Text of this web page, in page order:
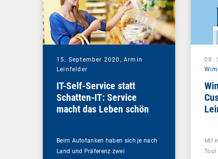
15. September 2020, Armin
Leinfelder
IT-Self-Service statt
Schatten-IT: Service
macht das Leben schön
Beim Autotanken haben sich je nach
Land und Präferenz zwei
08.
Mit
Tool